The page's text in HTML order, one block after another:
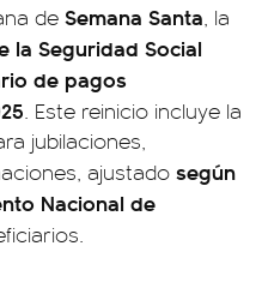
de Semana Santa, la
la Seguridad Social
de pagos
. Este reinicio incluye la
jubilaciones,
ajustado según
Nacional de